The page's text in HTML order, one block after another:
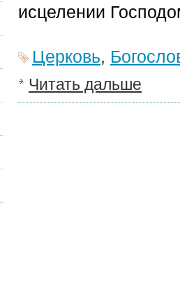
исцелении
Церковь,
Читать дальше